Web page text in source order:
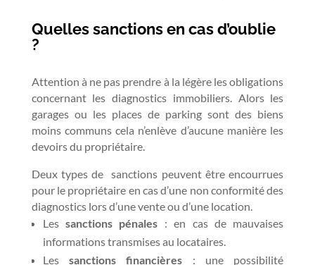
Quelles sanctions en cas d’oublie
?
Attention à ne pas prendre à la légère les obligations
concernant les diagnostics immobiliers. Alors les
garages ou les places de parking sont des biens
moins communs cela n’enlève d’aucune manière les
devoirs du propriétaire.
Deux types de sanctions peuvent être encourrues
pour le propriétaire en cas d’une non conformité des
diagnostics lors d’une vente ou d’une location.
Lessanctions pénales : en cas de mauvaises
informations transmises au locataires.
Lessanctions financières : une possibilité